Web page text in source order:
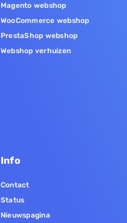
Magento webshop
WooCommerce webshop
PrestaShop webshop
Webshop verhuizen
Info
Contact
Status
Nieuwspagina